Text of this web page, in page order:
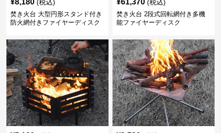
¥8,180 (税込)
焚き火台 大型円形スタンド付き
防火網付きファイヤーディスク
¥61,370 (税込)
焚き火台 2段式回転網付き多機
能ファイヤーディスク